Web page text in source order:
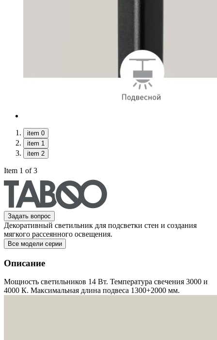
item 0
item 1
item 2
Item 1 of 3
Задать вопрос
Декоративный светильник для подсветки стен и создания
мягкого рассеянного освещения.
Все модели серии
Описание
Мощность светильников 14 Вт. Температура свечения 3000 и
4000 К. Максимальная длина подвеса 1300+2000 мм.